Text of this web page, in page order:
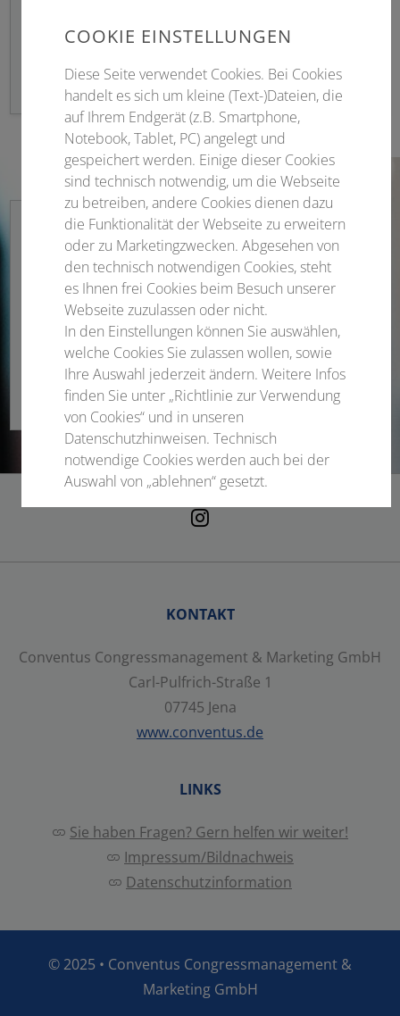
Andreas Lelle
Projektleitung
Telefon +49 3641 3116-397
andreas.lelle@conventus.de
KONTAKT
Conventus Congressmanagement & Marketing GmbH
Carl-Pulfrich-Straße 1
07745 Jena
www.conventus.de
LINKS
Sie haben Fragen? Gern helfen wir weiter!
Impressum/Bildnachweis
Datenschutzinformation
© 2025 • Conventus Congressmanagement &
Marketing GmbH
COOKIE EINSTELLUNGEN
Diese Seite verwendet Cookies. Bei Cookies
handelt es sich um kleine (Text-)Dateien, die
auf Ihrem Endgerät (z.B. Smartphone,
Notebook, Tablet, PC) angelegt und
gespeichert werden. Einige dieser Cookies
sind technisch notwendig, um die Webseite
zu betreiben, andere Cookies dienen dazu
die Funktionalität der Webseite zu erweitern
oder zu Marketingzwecken. Abgesehen von
den technisch notwendigen Cookies, steht
es Ihnen frei Cookies beim Besuch unserer
Webseite zuzulassen oder nicht.
In den Einstellungen können Sie auswählen,
welche Cookies Sie zulassen wollen, sowie
Ihre Auswahl jederzeit ändern. Weitere Infos
finden Sie unter „Richtlinie zur Verwendung
von Cookies“ und in unseren
Datenschutzhinweisen. Technisch
notwendige Cookies werden auch bei der
Auswahl von „ablehnen“ gesetzt.
Notwendige Cookies
Statistisch
Alle auswählen
Ablehnen Speichern
Details anzeigen
Impressum |Datenschutz